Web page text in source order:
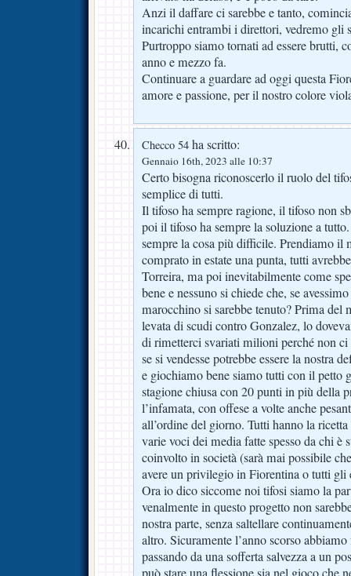
Anzi il daffare ci sarebbe e tanto,
incarichi entrambi i direttori, vedremo gli
Purtroppo siamo tornati ad essere brutti,
anno e mezzo fa.
Continuare a guardare ad oggi questa
amore e passione, per il nostro colore
Checco 54 ha scritto:
Gennaio 16th, 2023 alle 10:37
Certo bisogna riconoscerlo il ruolo del
semplice di tutti.
Il tifoso ha sempre ragione, il tifoso non
poi il tifoso ha sempre la soluzione a
sempre la cosa più difficile. Prendiamo il
comprato in estate una punta, tutti
Torreira, ma poi inevitabilmente come
bene e nessuno si chiede che, se
marocchino si sarebbe tenuto? Prima del
levata di scudi contro Gonzalez, lo
di rimetterci svariati milioni perché non ci
se si vendesse potrebbe essere la nostra
e giochiamo bene siamo tutti con il petto
stagione chiusa con 20 punti in più della
l’infamata, con offese a volte anche
all’ordine del giorno. Tutti hanno la
varie voci dei media fatte spesso da chi è
coinvolto in società (sarà mai possibile
avere un privilegio in Fiorentina o tutti gli
Ora io dico siccome noi tifosi siamo la
venalmente in questo progetto non
nostra parte, senza saltellare
altro. Sicuramente l’anno scorso
passando da una sofferta salvezza a un